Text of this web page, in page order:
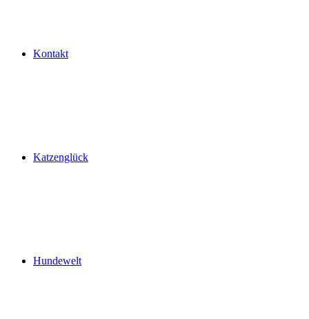
Kontakt
Katzenglück
Hundewelt